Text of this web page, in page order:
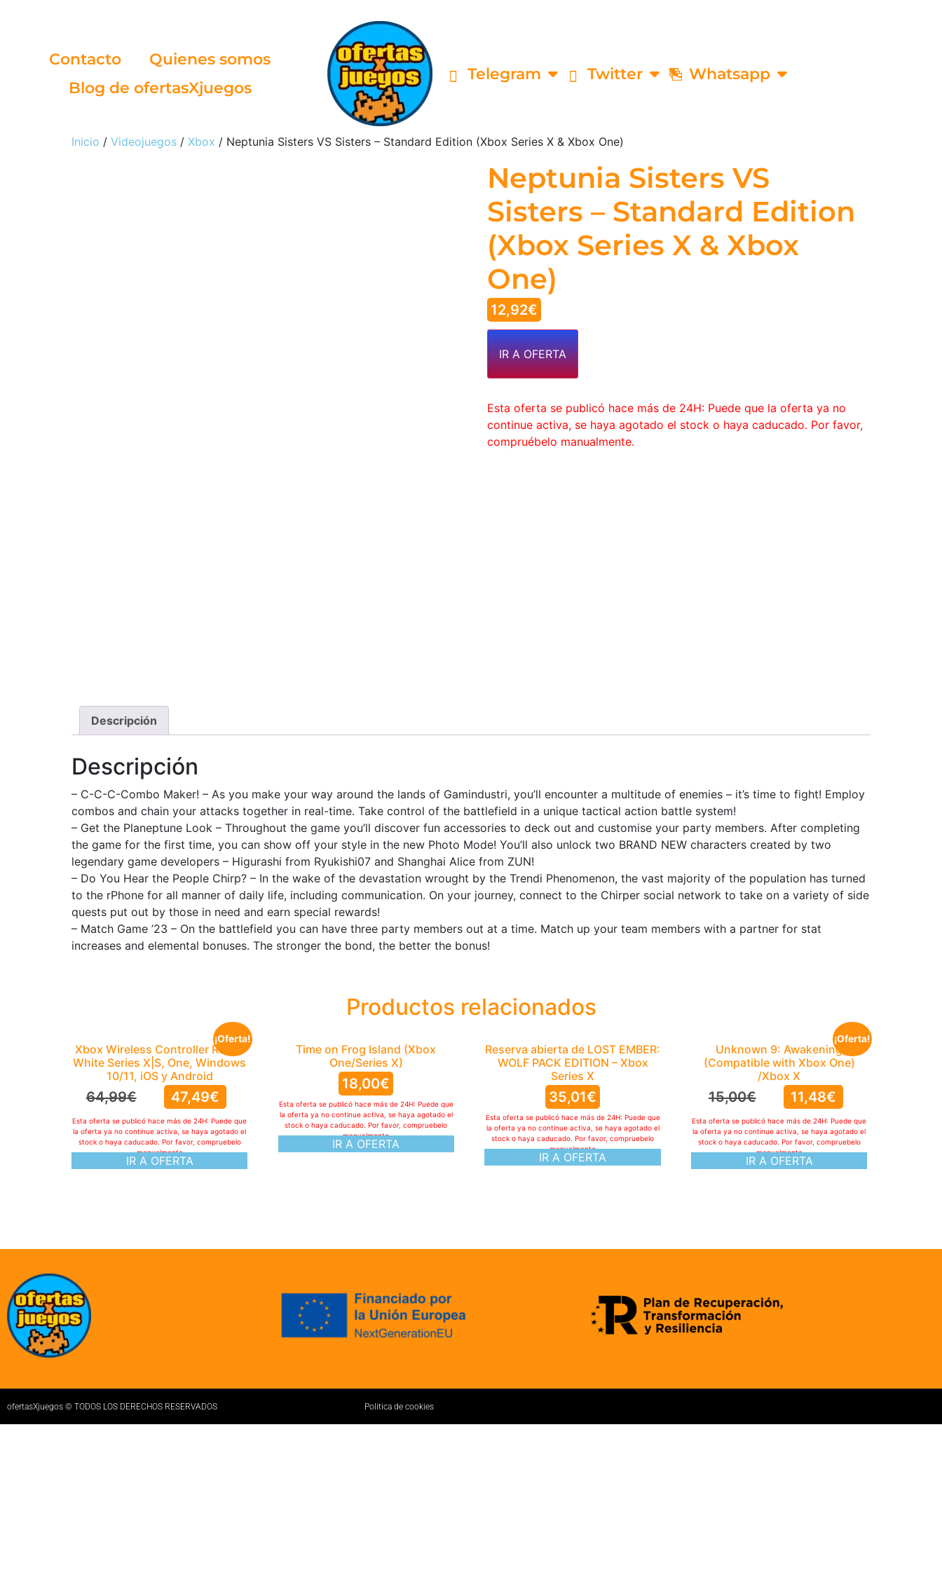
Contacto
Quienes somos
Blog de ofertasXjuegos
Telegram Twitter Whatsapp
Inicio / Videojuegos / Xbox / Neptunia Sisters VS Sisters – Standard Edition (Xbox Series X & Xbox One)
Neptunia Sisters VS
Sisters – Standard Edition
(Xbox Series X & Xbox
One)
12,92€
IR A OFERTA
Esta oferta se publicó hace más de 24H: Puede que la oferta ya no
continue activa, se haya agotado el stock o haya caducado. Por favor,
compruébelo manualmente.
Descripción
Descripción
– C-C-C-Combo Maker! – As you make your way around the lands of Gamindustri, you’ll encounter a multitude of enemies – it’s time to fight! Employ
combos and chain your attacks together in real-time. Take control of the battlefield in a unique tactical action battle system!
– Get the Planeptune Look – Throughout the game you’ll discover fun accessories to deck out and customise your party members. After completing
the game for the first time, you can show off your style in the new Photo Mode! You’ll also unlock two BRAND NEW characters created by two
legendary game developers – Higurashi from Ryukishi07 and Shanghai Alice from ZUN!
– Do You Hear the People Chirp? – In the wake of the devastation wrought by the Trendi Phenomenon, the vast majority of the population has turned
to the rPhone for all manner of daily life, including communication. On your journey, connect to the Chirper social network to take on a variety of side
quests put out by those in need and earn special rewards!
– Match Game ’23 – On the battlefield you can have three party members out at a time. Match up your team members with a partner for stat
increases and elemental bonuses. The stronger the bond, the better the bonus!
Productos relacionados
¡Oferta!
Xbox Wireless Controller Robot
White Series X|S, One, Windows
10/11, iOS y Android
64,99€ 47,49€
IR A OFERTA
Esta oferta se publicó hace más de 24H: Puede que
la oferta ya no continue activa, se haya agotado el
stock o haya caducado. Por favor, compruebelo
manualmente
Time on Frog Island (Xbox
One/Series X)
18,00€
IR A OFERTA
Esta oferta se publicó hace más de 24H: Puede que
la oferta ya no continue activa, se haya agotado el
stock o haya caducado. Por favor, compruebelo
manualmente
Reserva abierta de LOST EMBER:
WOLF PACK EDITION – Xbox
Series X
35,01€
IR A OFERTA
Esta oferta se publicó hace más de 24H: Puede que
la oferta ya no continue activa, se haya agotado el
stock o haya caducado. Por favor, compruebelo
manualmente
¡Oferta!
Unknown 9: Awakening
(Compatible with Xbox One)
/Xbox X
15,00€ 11,48€
IR A OFERTA
Esta oferta se publicó hace más de 24H: Puede que
la oferta ya no continue activa, se haya agotado el
stock o haya caducado. Por favor, compruebelo
manualmente
ofertasXjuegos © TODOS LOS DERECHOS RESERVADOS Politica de cookies